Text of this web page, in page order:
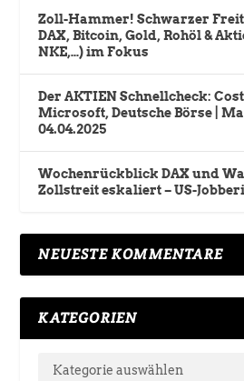
Zoll-Hammer! Schwarzer
DAX, Bitcoin, Gold, Rohöl &
NKE,…) im Fokus
Der AKTIEN Schnellcheck:
Microsoft, Deutsche Börse |
04.04.2025
Wochenrückblick DAX und
Zollstreit eskaliert – US-
NEUESTE KOMMENTARE
KATEGORIEN